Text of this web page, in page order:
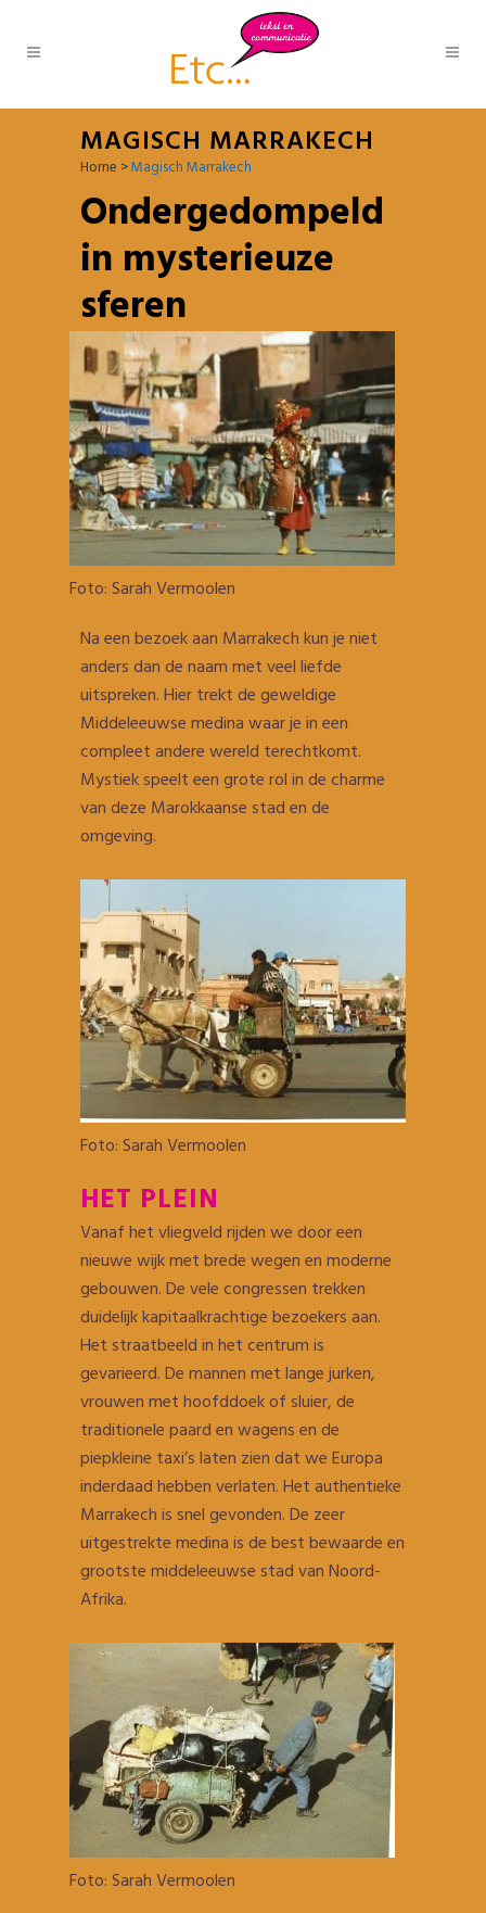
MAGISCH MARRAKECH
Home >Magisch Marrakech
Ondergedompeld
in mysterieuze
sferen
Foto: Sarah Vermoolen
Na een bezoek aan Marrakech kun je niet
anders dan de naam met veel liefde
uitspreken. Hier trekt de geweldige
Middeleeuwse medina waar je in een
compleet andere wereld terechtkomt.
Mystiek speelt een grote rol in de charme
van deze Marokkaanse stad en de
omgeving.
Foto: Sarah Vermoolen
HET PLEIN
Vanaf het vliegveld rijden we door een
nieuwe wijk met brede wegen en moderne
gebouwen. De vele congressen trekken
duidelijk kapitaalkrachtige bezoekers aan.
Het straatbeeld in het centrum is
gevarieerd. De mannen met lange jurken,
vrouwen met hoofddoek of sluier, de
traditionele paard en wagens en de
piepkleine taxi’s laten zien dat we Europa
inderdaad hebben verlaten. Het authentieke
Marrakech is snel gevonden. De zeer
uitgestrekte medina is de best bewaarde en
grootste middeleeuwse stad van Noord-
Afrika.
Foto: Sarah Vermoolen